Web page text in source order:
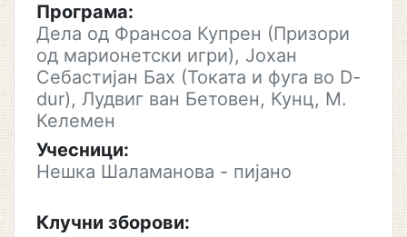
Програма:
Дела од Франсоа Купрен (Призори
од марионетски игри), Јохан
Себастијан Бах (Токата и фуга во D-
dur), Лудвиг ван Бетовен, Кунц, М.
Келемен
Учесници:
Нешка Шаламанова - пијано
Клучни зборови: